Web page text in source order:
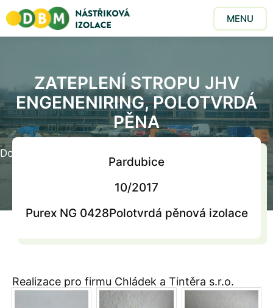
MENU
ZATEPLENÍ STROPU JHV
ENGENENIRING, POLOTVRDÁ
PĚNA
Domů
polotvrdá pěna
Pardubice
10/2017
Purex NG 0428Polotvrdá pěnová izolace
Realizace pro firmu Chládek a Tintěra s.r.o.